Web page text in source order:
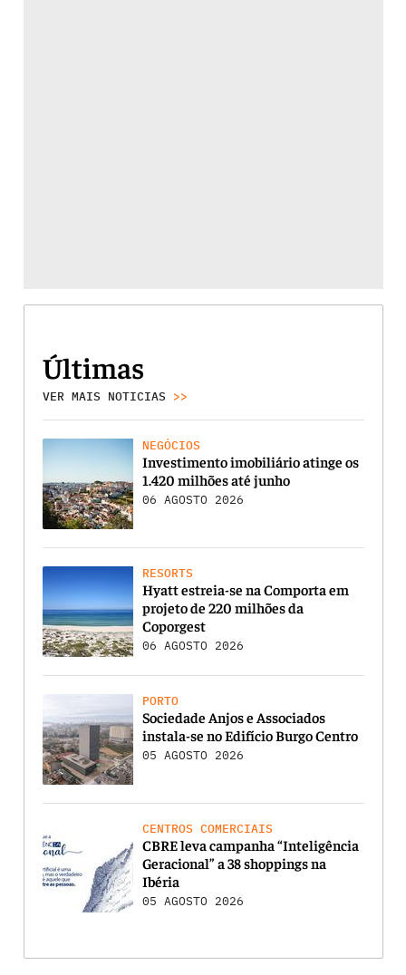
Últimas
VER MAIS NOTICIAS >>
NEGÓCIOS
Investimento imobiliário atinge os
1.420 milhões até junho
06 AGOSTO 2026
RESORTS
Hyatt estreia-se na Comporta em
projeto de 220 milhões da
Coporgest
06 AGOSTO 2026
PORTO
Sociedade Anjos e Associados
instala-se no Edifício Burgo Centro
05 AGOSTO 2026
CENTROS COMERCIAIS
CBRE leva campanha “Inteligência
Geracional” a 38 shoppings na
Ibéria
05 AGOSTO 2026